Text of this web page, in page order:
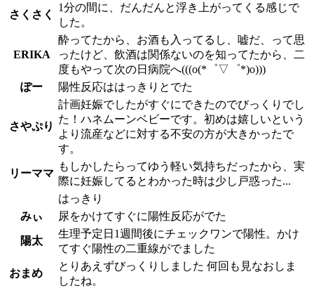
さくさく
1分の間に、だんだんと浮き上がってくる感じで
した。
ERIKA
酔ってたから、お酒も入ってるし、嘘だ、って思
ったけど、飲酒は関係ないのを知ってたから、二
度もやって次の日病院へ(((o(*゜▽゜*)o)))
ぽー
陽性反応ははっきりとでた
さやぷり
計画妊娠でしたがすぐにできたのでびっくりでし
た！ハネムーンベビーです。初めは嬉しいという
より流産などに対する不安の方が大きかったで
す。
リーママ
もしかしたらってゆう軽い気持ちだったから、実
際に妊娠してるとわかった時は少し戸惑った...
はっきり
みぃ
尿をかけてすぐに陽性反応がでた
陽太
生理予定日1週間後にチェックワンで陽性。かけ
てすぐ陽性の二重線がでました
おまめ
とりあえずびっくりしました 何回も見なおしま
したね。